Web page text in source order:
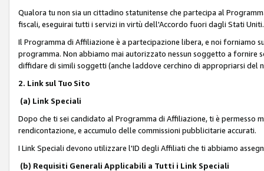
Qualora tu non sia un cittadino statunitense che partecipa al
fiscali, eseguirai tutti i servizi in virtù dell'Accordo fuori dagli Stati
Il Programma di Affiliazione è a partecipazione libera, e noi forniamo
programma. Non abbiamo mai autorizzato nessun soggetto a fornire
diffidare di simili soggetti (anche laddove cerchino di appropriarsi
2. Link sul Tuo Sito
(a) Link Speciali
Dopo che ti sei candidato al Programma di Affiliazione, ti è permesso
rendicontazione, e accumulo delle commissioni pubblicitarie accurati.
I Link Speciali devono utilizzare l'ID degli Affiliati che ti abbiamo
(b) Requisiti Generali Applicabili a Tutti i Link Speciali